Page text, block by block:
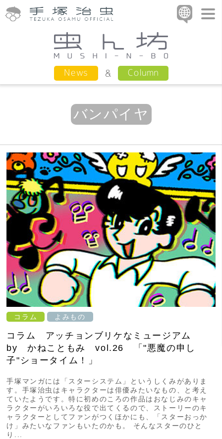
News Column
バンパイヤ
コラム よみもの
コラム アッチョンブリケなミュージアム
by かねこともみ vol.26 「"悪魔の申し
子"ショータイム！」
手塚マンガには「スターシステム」というしくみがありま
す。手塚治虫はキャラクターは俳優みたいなもの、と考え
ていたようです。特に初めのころの作品はおなじみのキャ
ラクターがいろいろな役で出てくるので、ストーリーのキ
ャラクターとしてファンがつくほかにも、「スターおっか
け」みたいなファンもいたのかも。 そんなスターのひと
り...